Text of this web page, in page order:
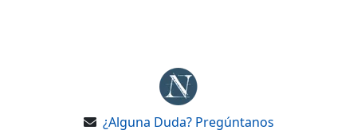
¿Alguna Duda? Pregúntanos